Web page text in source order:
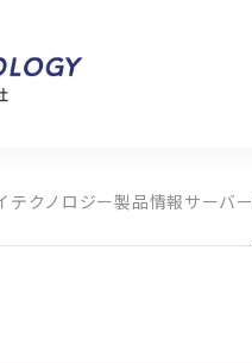
ら探す
す
テクノロジー製品情報サーバー